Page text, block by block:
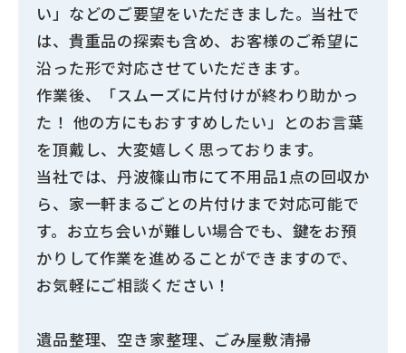
い」などのご要望をいただきました。当社で
は、貴重品の探索も含め、お客様のご希望に
沿った形で対応させていただきます。
作業後、「スムーズに片付けが終わり助かっ
た！ 他の方にもおすすめしたい」とのお言葉
を頂戴し、大変嬉しく思っております。
当社では、丹波篠山市にて不用品1点の回収か
ら、家一軒まるごとの片付けまで対応可能で
す。お立ち会いが難しい場合でも、鍵をお預
かりして作業を進めることができますので、
お気軽にご相談ください！
遺品整理、空き家整理、ごみ屋敷清掃